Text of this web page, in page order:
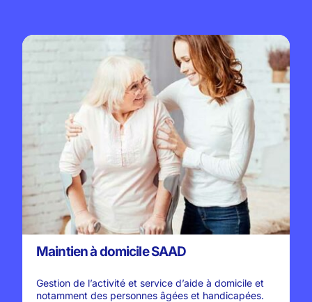
Maintien à domicile SAAD
Gestion de l’activité et service d’aide à domicile et
notamment des personnes âgées et handicapées.